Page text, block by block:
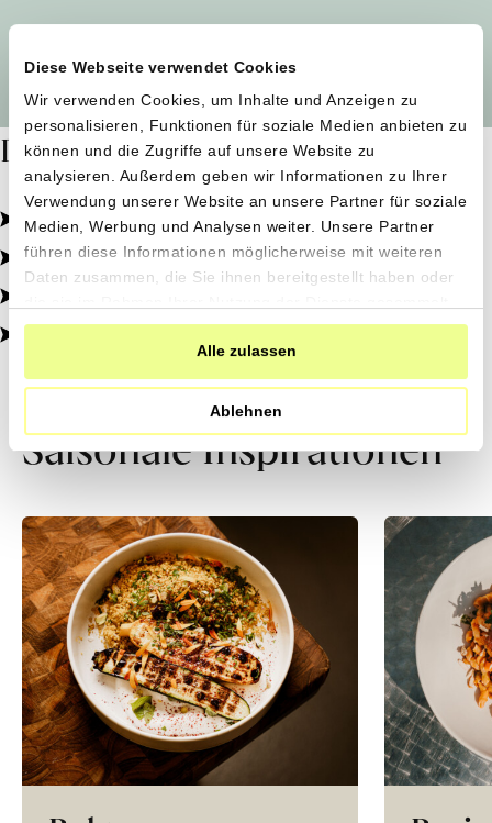
Diese Webseite verwendet Cookies
Wir verwenden Cookies, um Inhalte und Anzeigen zu
personalisieren, Funktionen für soziale Medien anbieten zu
können und die Zugriffe auf unsere Website zu
analysieren. Außerdem geben wir Informationen zu Ihrer
Verwendung unserer Website an unsere Partner für soziale
Medien, Werbung und Analysen weiter. Unsere Partner
führen diese Informationen möglicherweise mit weiteren
Daten zusammen, die Sie ihnen bereitgestellt haben oder
haben.
Alle zulassen
Ablehnen
Dafür stehen wir
Pestizidfrei angebaut, schonend verarbeitet.
Natürliche Zutaten, echter Geschmack.
Von kleinen Höfen, direkt zu dir.
100% transparent, 0% Zusatzstoffe.
Saisonale Inspirationen